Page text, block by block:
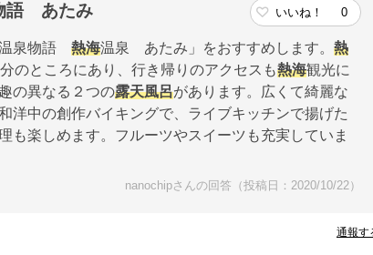
語 あたみ いいね！ 0
温泉物語 熱海温泉 あたみ」をおすすめします。 熱
のところにあり、行き帰りのアクセスも熱海観光に
の異なる２つの露天風呂があります。広くて綺麗な
洋中の創作バイキングで、ライブキッチンで揚げた
も楽しめます。フルーツやスイーツも充実していま
nanochipさんの回答（投稿日：2020/10/22）
通報す